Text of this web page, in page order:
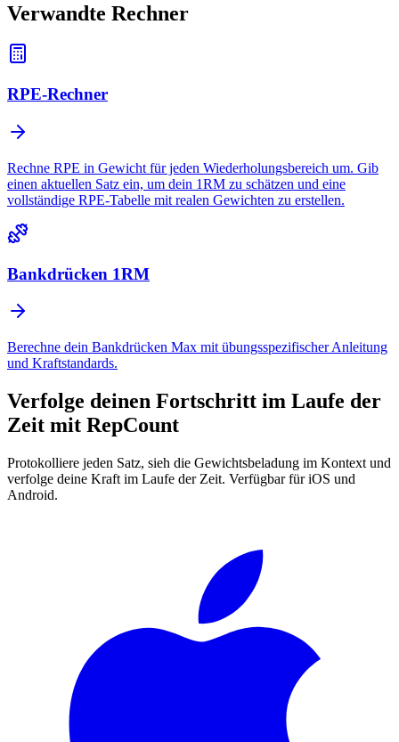
Verwandte Rechner
RPE-Rechner
Rechne RPE in Gewicht für jeden Wiederholungsbereich um. Gib
einen aktuellen Satz ein, um dein 1RM zu schätzen und eine
vollständige RPE-Tabelle mit realen Gewichten zu erstellen.
Bankdrücken 1RM
Berechne dein Bankdrücken Max mit übungsspezifischer Anleitung
und Kraftstandards.
Verfolge deinen Fortschritt im Laufe der
Zeit mit RepCount
Protokolliere jeden Satz, sieh die Gewichtsbeladung im Kontext und
verfolge deine Kraft im Laufe der Zeit. Verfügbar für iOS und
Android.